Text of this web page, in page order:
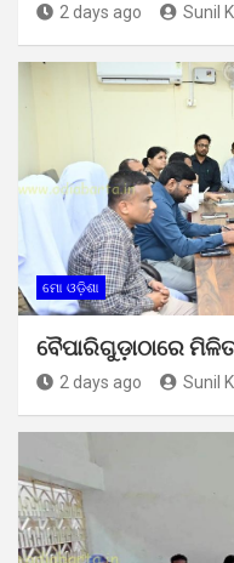
2 days ago Sunil
ମୋ ଓଡ଼ିଶା
ବୈପାରିଗୁଡ଼ାଠାରେ
2 days ago Sunil